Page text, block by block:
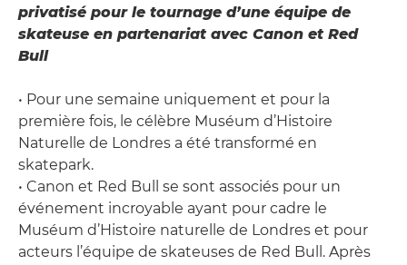
privatisé pour le tournage d’une équipe de
skateuse en partenariat avec Canon et Red
Bull
• Pour une semaine uniquement et pour la
première fois, le célèbre Muséum d’Histoire
Naturelle de Londres a été transformé en
skatepark.
• Canon et Red Bull se sont associés pour un
événement incroyable ayant pour cadre le
Muséum d’Histoire naturelle de Londres et pour
acteurs l’équipe de skateuses de Red Bull. Après